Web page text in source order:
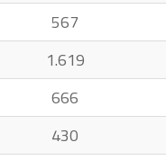
567
1.619
666
430